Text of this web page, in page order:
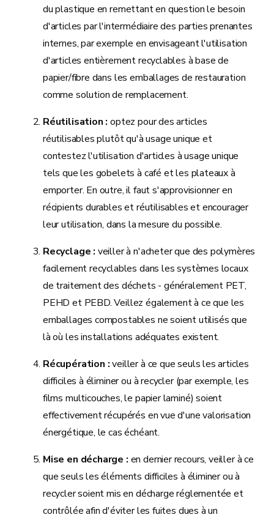
du plastique en remettant en question le besoin
d'articles par l'intermédiaire des parties prenantes
internes, par exemple en envisageant l'utilisation
d'articles entièrement recyclables à base de
papier/fibre dans les emballages de restauration
comme solution de remplacement.
Réutilisation : optez pour des articles
réutilisables plutôt qu'à usage unique et
contestez l'utilisation d'articles à usage unique
tels que les gobelets à café et les plateaux à
emporter. En outre, il faut s'approvisionner en
récipients durables et réutilisables et encourager
leur utilisation, dans la mesure du possible.
Recyclage : veiller à n'acheter que des polymères
facilement recyclables dans les systèmes locaux
de traitement des déchets - généralement PET,
PEHD et PEBD. Veillez également à ce que les
emballages compostables ne soient utilisés que
là où les installations adéquates existent.
Récupération :veiller à ce que seuls les articles
difficiles à éliminer ou à recycler (par exemple, les
films multicouches, le papier laminé) soient
effectivement récupérés en vue d'une valorisation
énergétique, le cas échéant.
Mise en décharge : en dernier recours, veiller à ce
que seuls les éléments difficiles à éliminer ou à
recycler soient mis en décharge réglementée et
contrôlée afin d'éviter les fuites dues à un